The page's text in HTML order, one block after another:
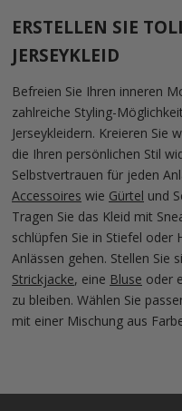
ERSTELLEN SIE
JERSEYKLEID
Befreien Sie Ihren inneren
zahlreiche Styling-
Jerseykleidern. Kreieren Sie
die Ihren persönlichen Stil
Selbstvertrauen für jeden
Accessoires wie Gürtel und
Tragen Sie das Kleid mit
schlüpfen Sie in Stiefel oder
Anlässen gehen. Stellen Sie
Strickjacke, eine Bluse oder
zu bleiben. Wählen Sie
mit einer Mischung aus